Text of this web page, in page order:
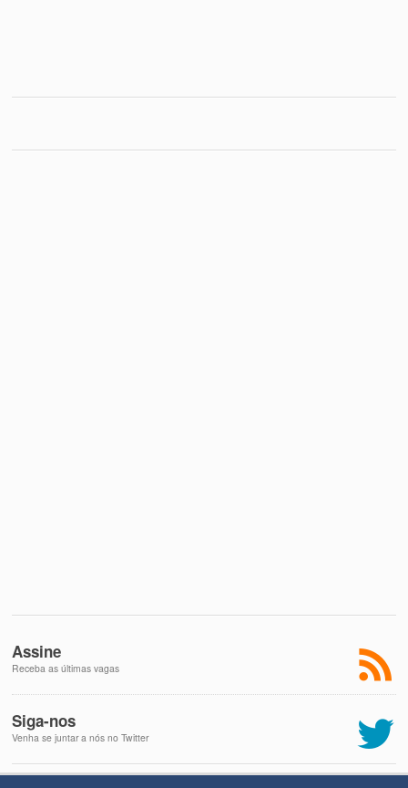
Assine
Receba as últimas vagas
Siga-nos
Venha se juntar a nós no Twitter